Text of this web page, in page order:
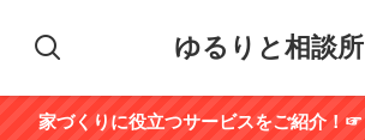
ゆるりと相談所
家づくりに役立つサービスをご紹介！☞